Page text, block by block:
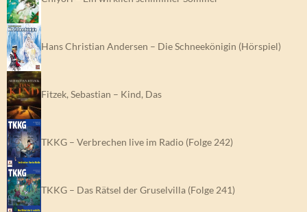
Hans Christian Andersen – Die Schneekönigin (Hörspiel)
Fitzek, Sebastian – Kind, Das
TKKG – Verbrechen live im Radio (Folge 242)
TKKG – Das Rätsel der Gruselvilla (Folge 241)